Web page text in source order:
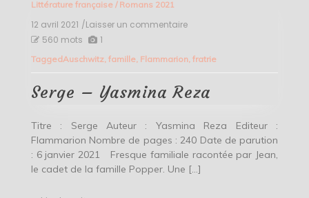
Littérature française/ Romans 2021
12 avril 2021 /Laisser un commentaireon
Yasmina
560 mots 1
TaggedAuschwitz, famille, Flammarion, fratrie
Serge – Yasmina Reza
Titre : Serge Auteur : Yasmina Reza Editeur :
Flammarion Nombre de pages : 240 Date de parution
: 6 janvier 2021 Fresque familiale racontée par Jean,
le cadet de la famille Popper. Une […]